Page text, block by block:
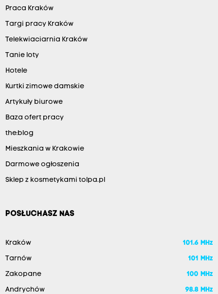
Praca Kraków
Targi pracy Kraków
Telekwiaciarnia Kraków
Tanie loty
Hotele
Kurtki zimowe damskie
Artykuły biurowe
Baza ofert pracy
the:blog
Mieszkania w Krakowie
Darmowe ogłoszenia
Sklep z kosmetykami tolpa.pl
POSŁUCHASZ NAS
Kraków 101.6 MHz
Tarnów 101 MHz
Zakopane 100 MHz
Andrychów 98.8 MHz